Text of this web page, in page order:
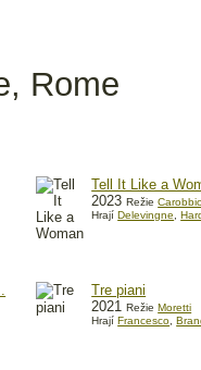
Rome
Tell It Like a
2023Režie
HrajíDelevingne ,
Tre piani
2021Režie Moretti
Hrají Francesco,